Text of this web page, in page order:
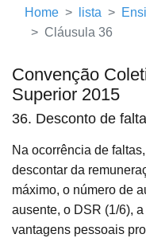
Home lista
Cláusula 36
Convenção
Superior 2015
36. Desconto de
Na ocorrência de
descontar da
máximo, o número de
ausente, o DSR (1/6),
vantagens pessoais